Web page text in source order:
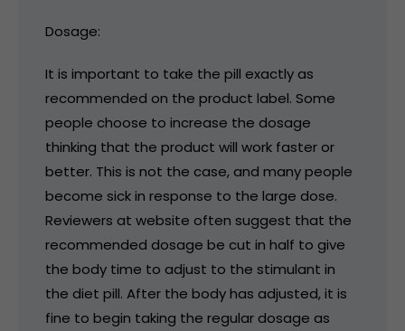
Dosage:
It is important to take the pill exactly as
recommended on the product label. Some
people choose to increase the dosage
thinking that the product will work faster or
better. This is not the case, and many people
become sick in response to the large dose.
Reviewers at website often suggest that the
recommended dosage be cut in half to give
the body time to adjust to the stimulant in
the diet pill. After the body has adjusted, it is
fine to begin taking the regular dosage as